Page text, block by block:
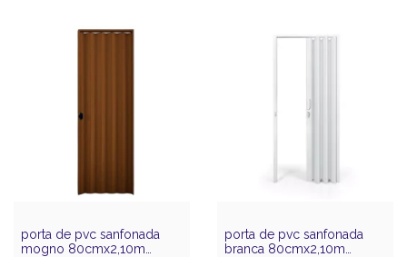
porta de pvc sanfonada
mogno 80cmx2,10m
porta de pvc sanfonada
branca 80cmx2,10m